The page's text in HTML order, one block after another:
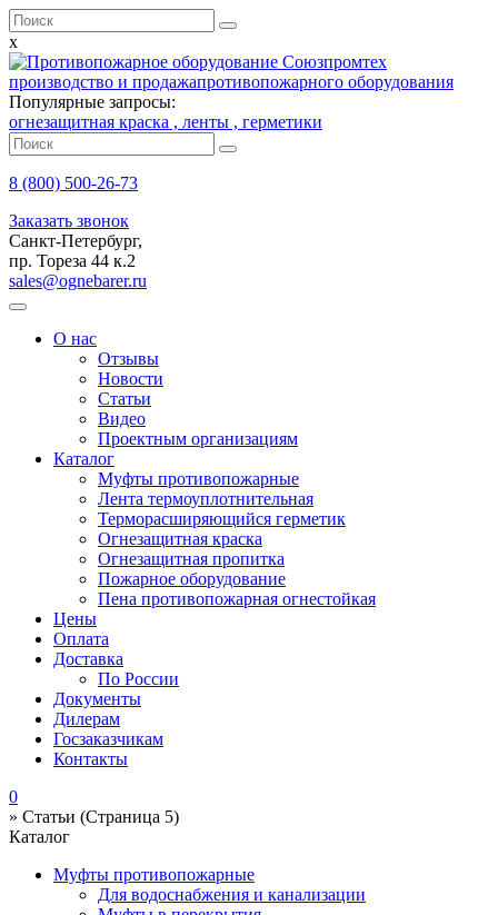
x
производство и продажапротивопожарного оборудования
Популярные запросы:
огнезащитная краска , ленты , герметики
8 (800) 500-26-73
Заказать звонок
Санкт-Петербург,
пр. Тореза 44 к.2
sales@ognebarer.ru
О нас
Отзывы
Новости
Статьи
Видео
Проектным организациям
Каталог
Муфты противопожарные
Лента термоуплотнительная
Терморасширяющийся герметик
Огнезащитная краска
Огнезащитная пропитка
Пожарное оборудование
Пена противопожарная огнестойкая
Цены
Оплата
Доставка
По России
Документы
Дилерам
Госзаказчикам
Контакты
0
» Статьи (Страница 5)
Каталог
Муфты противопожарные
Для водоснабжения и канализации